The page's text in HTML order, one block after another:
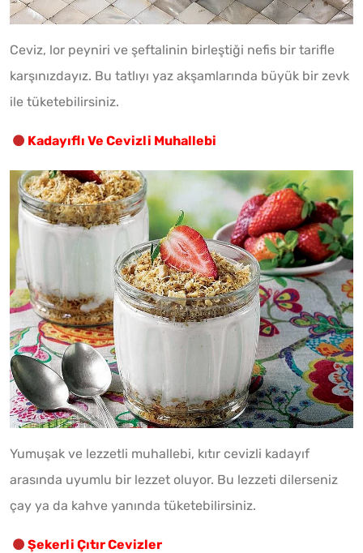
Ceviz, lor peyniri ve şeftalinin birleştiği nefis bir tarifle
karşınızdayız. Bu tatlıyı yaz akşamlarında büyük bir zevk
ile tüketebilirsiniz.
Kadayıflı Ve Cevizli Muhallebi
Yumuşak ve lezzetli muhallebi, kıtır cevizli kadayıf
arasında uyumlu bir lezzet oluyor. Bu lezzeti dilerseniz
çay ya da kahve yanında tüketebilirsiniz.
Şekerli Çıtır Cevizler